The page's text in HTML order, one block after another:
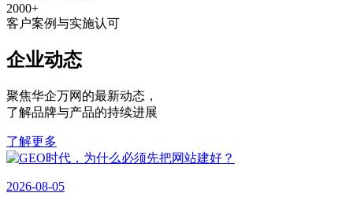
2000+
客户案例与实施认可
企业动态
聚焦华企万网的最新动态 ，
了解品牌与产品的持续进展
了解更多
2026-08-05